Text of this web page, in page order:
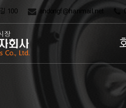
100 andongf@hanmail.net